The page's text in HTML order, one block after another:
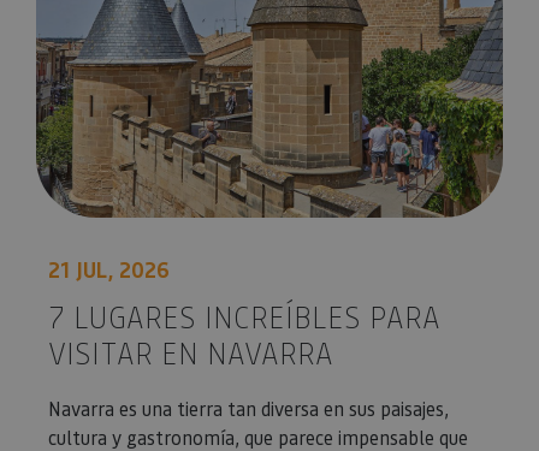
21 JUL, 2026
7 LUGARES INCREÍBLES PARA
VISITAR EN NAVARRA
Navarra es una tierra tan diversa en sus paisajes,
cultura y gastronomía, que parece impensable que